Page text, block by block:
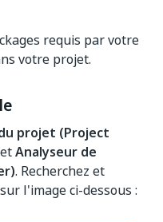
requis par votre
votre projet.
projet (Project
Analyseur de
. Recherchez et
l'image ci-dessous :